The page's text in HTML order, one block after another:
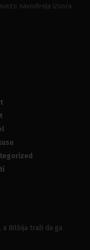
navođenja izvora
Bilbija traži da ga